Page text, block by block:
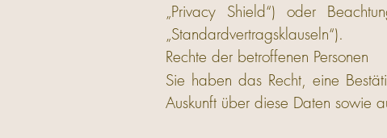
„Privacy Shield“) oder
„Standardvertragsklauseln“).
Rechte der betroffenen Personen
Sie haben das Recht, eine
Auskunft über diese Daten sowie